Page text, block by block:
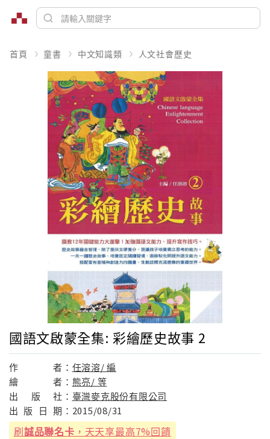
首頁 童書 中文知識類 人文社會歷史
國語文啟蒙全集: 彩繪歷史故事 2
作 者： 任溶溶/ 編
繪
者： 熊亮/ 等
出
版 社： 臺灣麥克股份有限公司
出 版 日 期： 2015/08/31
刷誠品聯名卡 ，天天享最高7%回饋